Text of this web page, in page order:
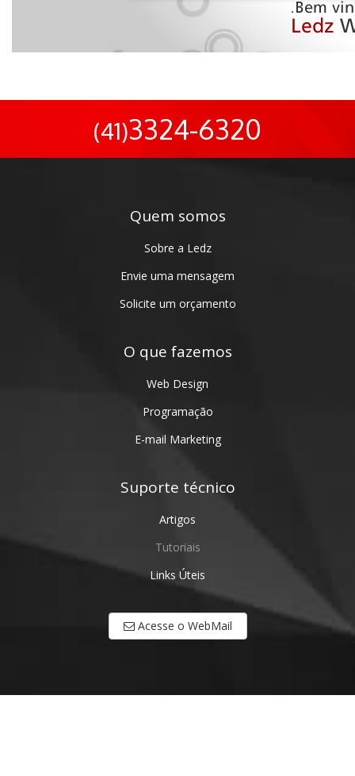
(41)3324-6320
Quem somos
Sobre a Ledz
Envie uma mensagem
Solicite um orçamento
O que fazemos
Web Design
Programação
E-mail Marketing
Suporte técnico
Artigos
Tutoriais
Links Úteis
Acesse o WebMail